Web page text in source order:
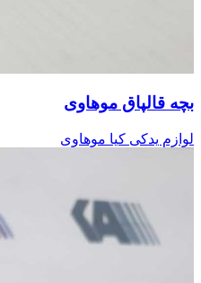
بچه قالپاق موهاوی
لوازم یدکی کیا موهاوی